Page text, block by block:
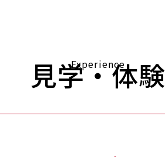
Experience
見学・体験